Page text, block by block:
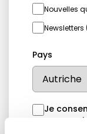
Nouvelles
Pays
Je